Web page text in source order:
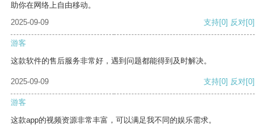
助你在网络上自由移动。
2025-09-09
支持[0] 反对[0]
游客
这款软件的售后服务非常好，遇到问题都能得到及时解决。
2025-09-09 支持[0] 反对[0]
游客
这款app的视频资源非常丰富，可以满足我不同的娱乐需求。